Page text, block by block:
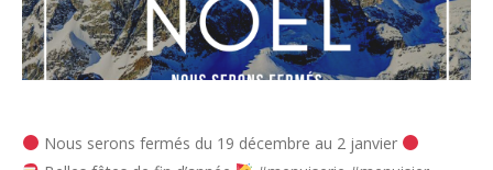
Nous serons fermés du 19 décembre au 2 janvier